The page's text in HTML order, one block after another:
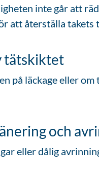
inte går att
att återställa takets
tätskiktet
på läckage eller
och
eller dålig